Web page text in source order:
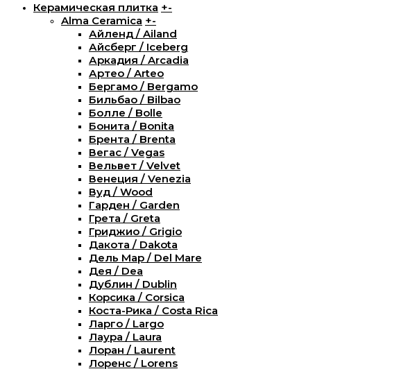
Керамическая плитка +-
Alma Ceramica +-
Айленд / Ailand
Айсберг / Iceberg
Аркадия / Arcadia
Артео / Arteo
Бергамо / Bergamo
Бильбао / Bilbao
Болле / Bolle
Бонита / Bonita
Брента / Brenta
Вегас / Vegas
Вельвет / Velvet
Венеция / Venezia
Вуд / Wood
Гарден / Garden
Грета / Greta
Гриджио / Grigio
Дакота / Dakota
Дель Мар / Del Mare
Дея / Dea
Дублин / Dublin
Корсика / Corsica
Коста-Рика / Costa Rica
Ларго / Largo
Лаура / Laura
Лоран / Laurent
Лоренс / Lorens